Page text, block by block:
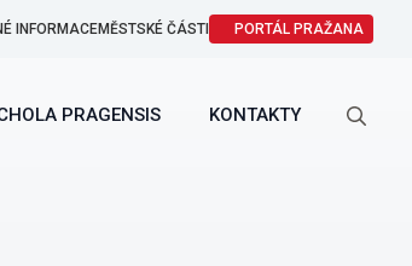
INFORMACEMĚSTSKÉ ČÁSTI PORTÁL PRAŽANA
PRAGENSIS KONTAKTY